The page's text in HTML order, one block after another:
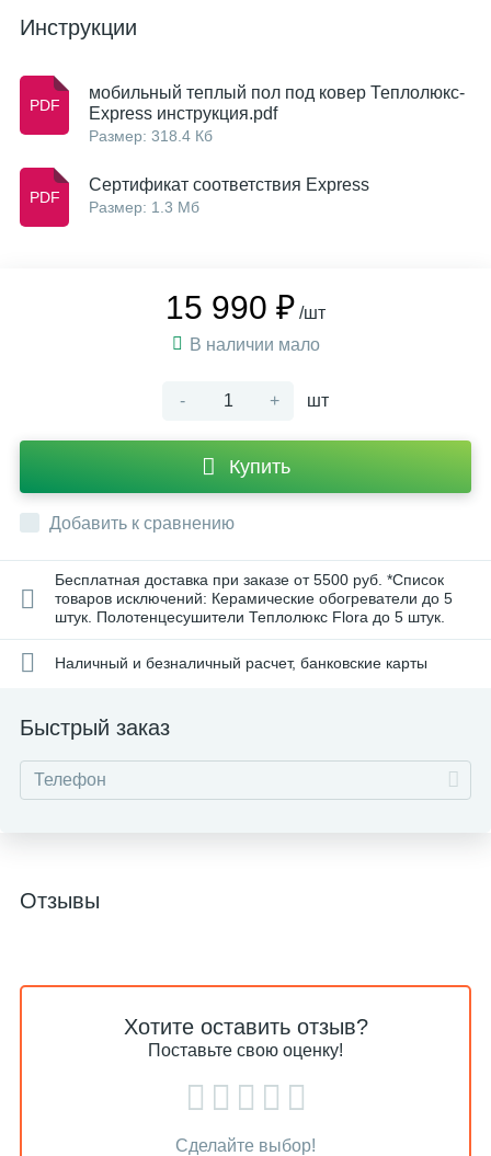
Инструкции
мобильный теплый пол под ковер Теплолюкс-
Express инструкция.pdf
Размер: 318.4 Кб
Сертификат соответствия Express
Размер: 1.3 Мб
15 990 ₽ /шт
В наличии мало
- + шт
Купить
Добавить к сравнению
Бесплатная доставка при заказе от 5500 руб. *Список
товаров исключений: Керамические обогреватели до 5
штук. Полотенцесушители Теплолюкс Flora до 5 штук.
Наличный и безналичный расчет, банковские карты
Быстрый заказ
Отзывы
Хотите оставить отзыв?
Поставьте свою оценку!
Сделайте выбор!